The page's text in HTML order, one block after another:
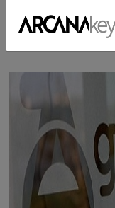
Contributi a fondo perduto